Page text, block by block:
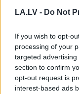
LA.LV - Do Not
If you wish to opt-
processing of your
targeted
section to confirm
opt-out request is
interest-based ads
kā